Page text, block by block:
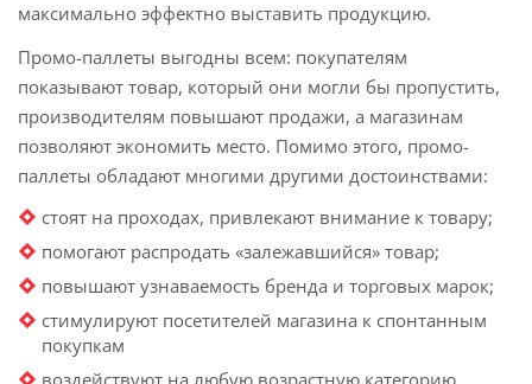
максимально эффектно выставить продукцию.
Промо-паллеты выгодны всем: покупателям
показывают товар, который они могли бы пропустить,
производителям повышают продажи, а магазинам
позволяют экономить место. Помимо этого, промо-
паллеты обладают многими другими достоинствами:
стоят на проходах, привлекают внимание к товару;
помогают распродать «залежавшийся» товар;
повышают узнаваемость бренда и торговых марок;
стимулируют посетителей магазина к спонтанным
покупкам
воздействуют на любую возрастную категорию